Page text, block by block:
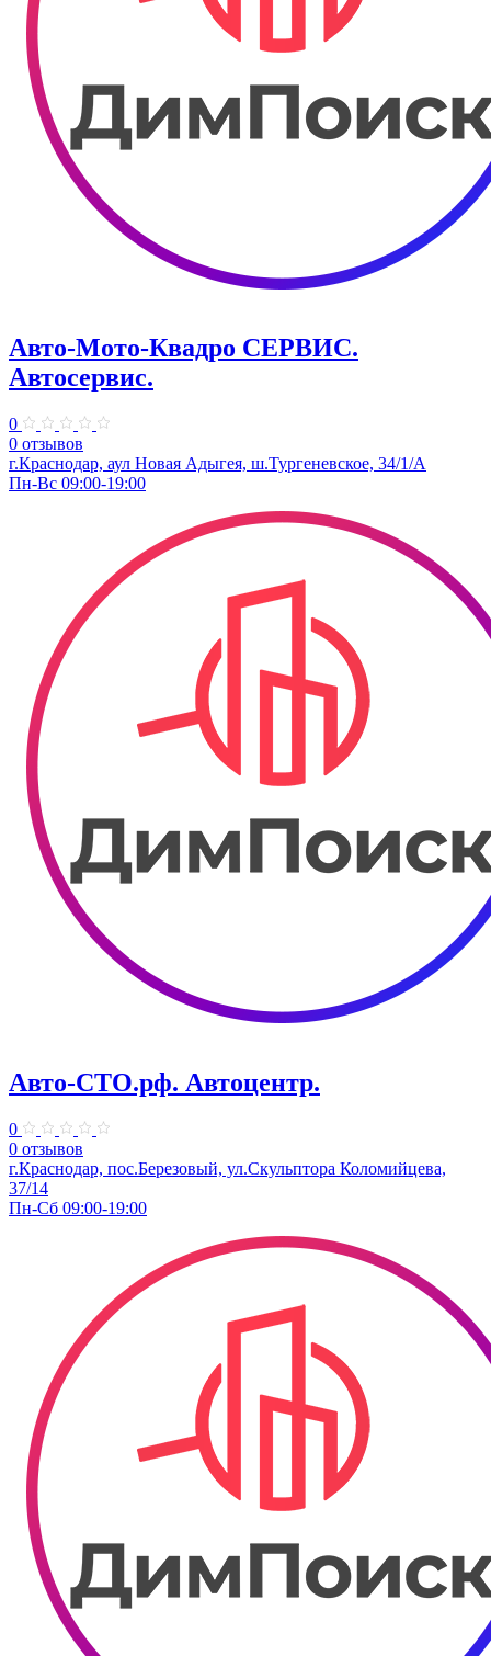
Авто-Мото-Квадро СЕРВИС.
Автосервис.
0
0 отзывов
г.Краснодар, аул Новая Адыгея, ш.Тургеневское, 34/1/А
Пн-Вс 09:00-19:00
Авто-СТО.рф. Автоцентр.
0
0 отзывов
г.Краснодар, пос.Березовый, ул.Скульптора Коломийцева,
37/14
Пн-Сб 09:00-19:00